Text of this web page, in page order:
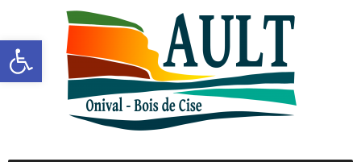
Ouvrir la barre d’outils